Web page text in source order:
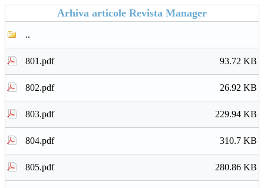
Arhiva articole Revista Manager
..
801.pdf 93.72 KB
802.pdf 26.92 KB
803.pdf 229.94 KB
804.pdf 310.7 KB
805.pdf 280.86 KB